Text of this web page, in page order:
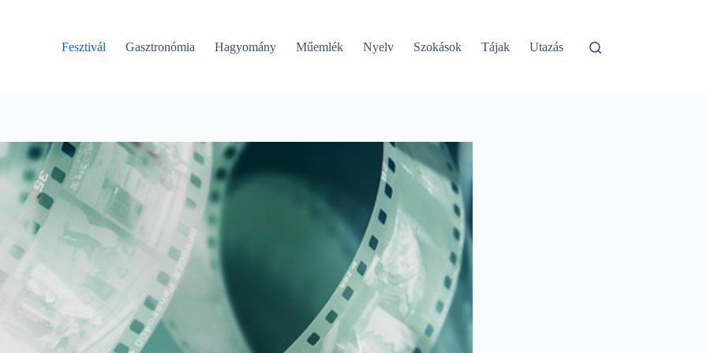
Fesztivál Gasztronómia Hagyomány Műemlék Nyelv Szokások Tájak Utazás